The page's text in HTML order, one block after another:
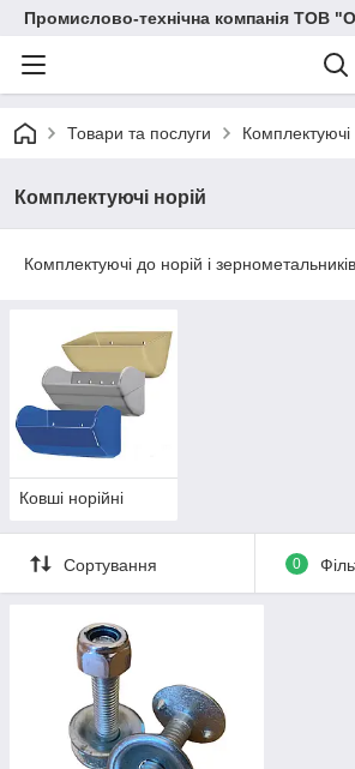
Промислово-технічна компанія ТОВ
Товари та послуги Комплектуючі
Комплектуючі норій
Комплектуючі до норій і зернометальників
Ковші норійні
Сортування 0